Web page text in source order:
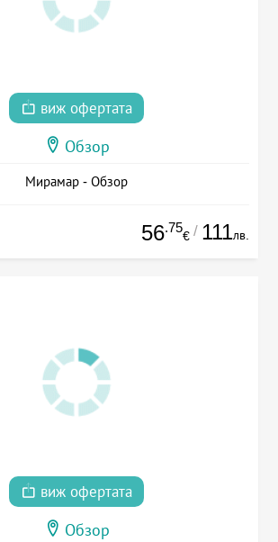
виж офертата
Обзор
Мирамар - Обзор
56.75
€ / 111лв.
виж офертата
Обзор